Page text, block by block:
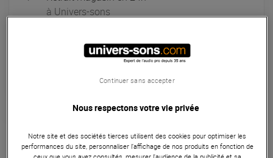
à Univers-sons
4x 10x 12x
/ mois
Apport initial :
Coût de financement :
Eligible à la Garantie Sérénité
Nous respectons votre vie privée
Notre site et des sociétés tierces utilisent des cookies pour optimiser les
performances du site, personnaliser l’affichage de nos produits en fonction de
Continuer sans accepter